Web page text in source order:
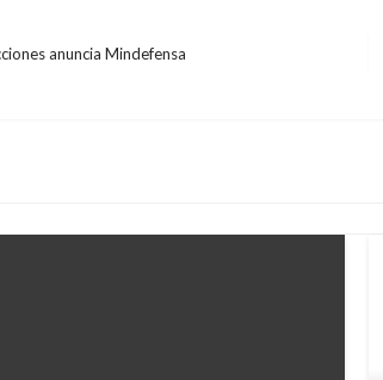
anuncia Mindefensa